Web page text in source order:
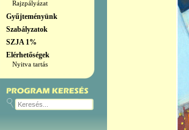
Rajzpályázat
Gyűjteményünk
Szabályzatok
SZJA 1%
Elérhetőségek
Nyitva tartás